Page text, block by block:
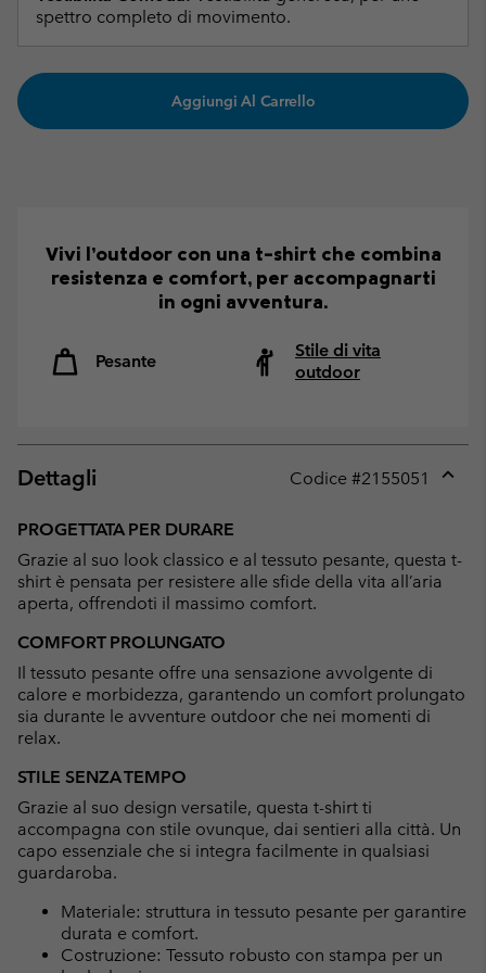
spettro completo di movimento.
Aggiungi Al Carrello
Vivi l’outdoor con una t-shirt che combina
resistenza e comfort, per accompagnarti
in ogni avventura.
Pesante
Stile di vita
outdoor
Dettagli Codice #2155051
PROGETTATA PER DURARE
Grazie al suo look classico e al tessuto pesante, questa t-
shirt è pensata per resistere alle sfide della vita all’aria
aperta, offrendoti il massimo comfort.
COMFORT PROLUNGATO
Il tessuto pesante offre una sensazione avvolgente di
calore e morbidezza, garantendo un comfort prolungato
sia durante le avventure outdoor che nei momenti di
relax.
STILE SENZA TEMPO
Grazie al suo design versatile, questa t-shirt ti
accompagna con stile ovunque, dai sentieri alla città. Un
capo essenziale che si integra facilmente in qualsiasi
guardaroba.
Materiale: struttura in tessuto pesante per garantire
durata e comfort.
Costruzione: Tessuto robusto con stampa per un